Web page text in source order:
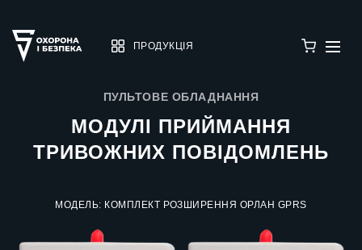
ПРОДУКЦІЯ
ПУЛЬТОВЕ ОБЛАДНАННЯ
МОДУЛІ ПРИЙМАННЯ
ТРИВОЖНИХ ПОВІДОМЛЕНЬ
МОДЕЛЬ: КОМПЛЕКТ РОЗШИРЕННЯ ОРЛАН GPRS